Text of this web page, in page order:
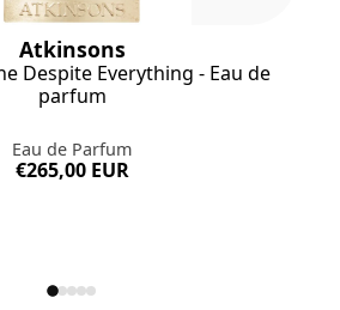
Atkinsons
Despite Everything - Eau de
parfum
Eau de Parfum
€265,00 EUR